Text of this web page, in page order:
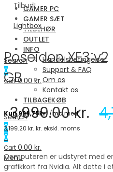
GAMER PC
GAMER SÆT
TILBEHØR
OUTLET
INFO
Handelsbetingelser
Support & FAQ
Om os
Kontakt os
TILBAGEKØB
Search
0
0
Cart 0.00 kr.
Menu
Search
0
Cart 0.00kr.
Tilbud!
Lightbox
Poseidon XE3
GB
3,999.00kr.
3,199.20 kr. kr. ekskl. moms
Computeren er udstyret med en
grafikkort fra Nvidia. Alt dette i